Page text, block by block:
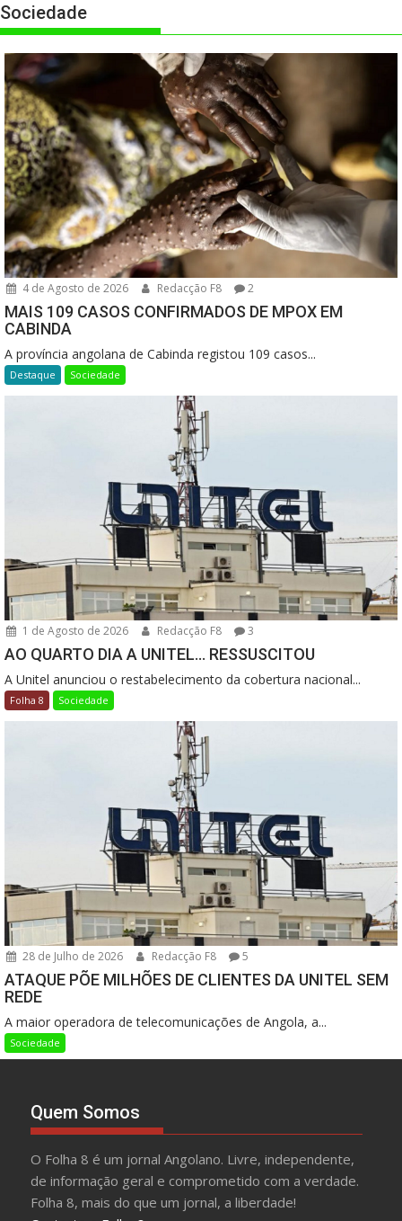
Sociedade
4 de Agosto de 2026 Redacção F8 2
MAIS 109 CASOS CONFIRMADOS DE MPOX EM
CABINDA
A província angolana de Cabinda registou 109 casos...
Destaque Sociedade
1 de Agosto de 2026 Redacção F8 3
AO QUARTO DIA A UNITEL… RESSUSCITOU
A Unitel anunciou o restabelecimento da cobertura nacional...
Folha 8 Sociedade
28 de Julho de 2026 Redacção F8 5
ATAQUE PÕE MILHÕES DE CLIENTES DA UNITEL SEM
REDE
A maior operadora de telecomunicações de Angola, a...
Sociedade
Quem Somos
O Folha 8 é um jornal Angolano. Livre, independente,
de informação geral e comprometido com a verdade.
Folha 8, mais do que um jornal, a liberdade!